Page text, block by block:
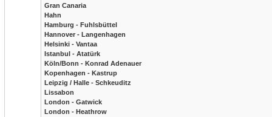
Gran Canaria
Hahn
Hamburg - Fuhlsbüttel
Hannover - Langenhagen
Helsinki - Vantaa
Istanbul - Atatürk
Köln/Bonn - Konrad Adenauer
Kopenhagen - Kastrup
Leipzig / Halle - Schkeuditz
Lissabon
London - Gatwick
London - Heathrow